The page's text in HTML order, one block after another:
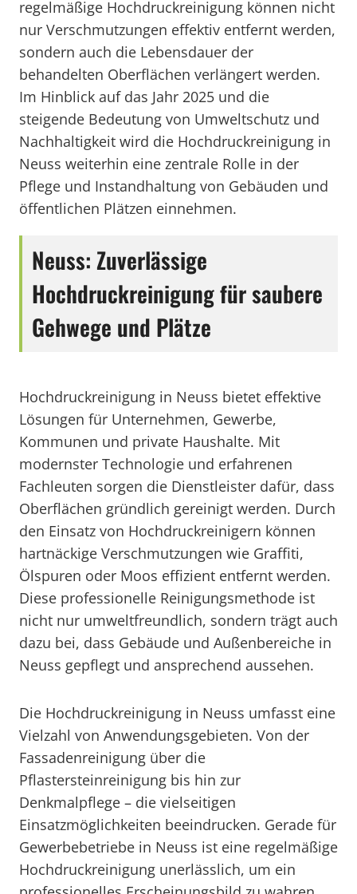
regelmäßige Hochdruckreinigung können nicht
nur Verschmutzungen effektiv entfernt werden,
sondern auch die Lebensdauer der
behandelten Oberflächen verlängert werden.
Im Hinblick auf das Jahr 2025 und die
steigende Bedeutung von Umweltschutz und
Nachhaltigkeit wird die Hochdruckreinigung in
Neuss weiterhin eine zentrale Rolle in der
Pflege und Instandhaltung von Gebäuden und
öffentlichen Plätzen einnehmen.
Neuss: Zuverlässige
Hochdruckreinigung für saubere
Gehwege und Plätze
Hochdruckreinigung in Neuss bietet effektive
Lösungen für Unternehmen, Gewerbe,
Kommunen und private Haushalte. Mit
modernster Technologie und erfahrenen
Fachleuten sorgen die Dienstleister dafür, dass
Oberflächen gründlich gereinigt werden. Durch
den Einsatz von Hochdruckreinigern können
hartnäckige Verschmutzungen wie Graffiti,
Ölspuren oder Moos effizient entfernt werden.
Diese professionelle Reinigungsmethode ist
nicht nur umweltfreundlich, sondern trägt auch
dazu bei, dass Gebäude und Außenbereiche in
Neuss gepflegt und ansprechend aussehen.
Die Hochdruckreinigung in Neuss umfasst eine
Vielzahl von Anwendungsgebieten. Von der
Fassadenreinigung über die
Pflastersteinreinigung bis hin zur
Denkmalpflege – die vielseitigen
Einsatzmöglichkeiten beeindrucken. Gerade für
Gewerbebetriebe in Neuss ist eine regelmäßige
Hochdruckreinigung unerlässlich, um ein